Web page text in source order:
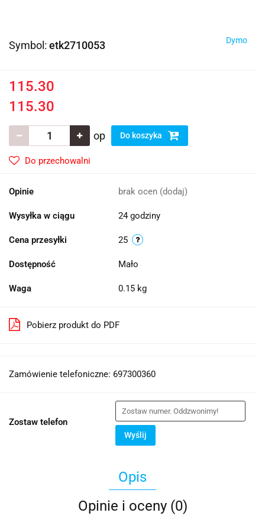
Symbol: etk2710053 Dymo
115.30
115.30
op Do koszyka
Do przechowalni
Opinie brak ocen (dodaj)
Wysyłka w ciągu 24 godziny
Cena przesyłki 25
Dostępność Mało
Waga 0.15 kg
Pobierz produkt do PDF
Zamówienie telefoniczne: 697300360
Zostaw telefon
Wyślij
Opis
Opinie i oceny (0)